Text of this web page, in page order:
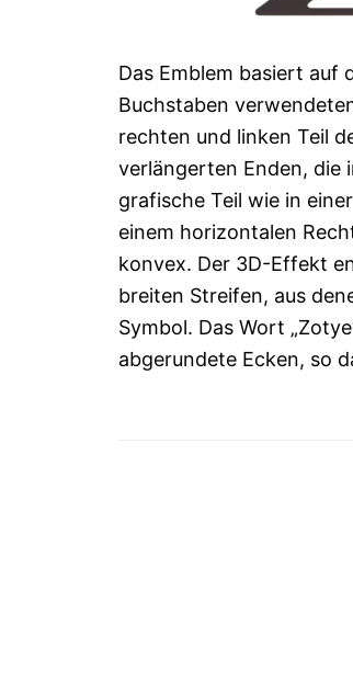
Das Emblem basiert auf
Buchstaben
rechten und linken Teil
verlängerten Enden, die
grafische Teil wie in
einem horizontalen
konvex. Der 3D-Effekt
breiten Streifen, aus
Symbol. Das Wort
abgerundete Ecken, so